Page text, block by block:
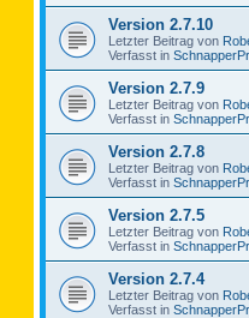
Version 2.7.10
Letzter Beitrag von
Verfasst in
Version 2.7.9
Letzter Beitrag von
Verfasst in
Version 2.7.8
Letzter Beitrag von
Verfasst in
Version 2.7.5
Letzter Beitrag von
Verfasst in
Version 2.7.4
Letzter Beitrag von
Verfasst in